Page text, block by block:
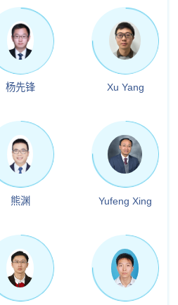
杨先锋 Xu Yang
熊渊 Yufeng Xing